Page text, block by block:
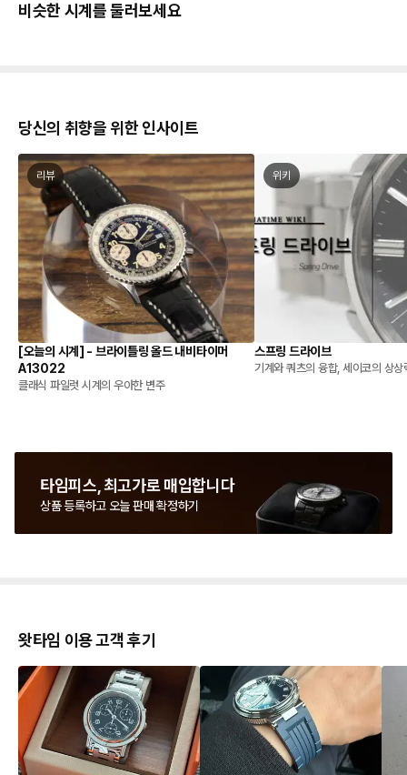
비슷한 시계를 둘러보세요
당신의 취향을 위한 인사이트
리뷰
[오늘의 시계] - 브라이틀링 올드 내비타이머
A13022
클래식 파일럿 시계의 우아한 변주
위키
스프링 드라이브
기계와 쿼츠의 융합, 세이코의 상상
타임피스, 최고가로 매입합니다
상품 등록하고 오늘 판매 확정하기
왓타임 이용 고객 후기